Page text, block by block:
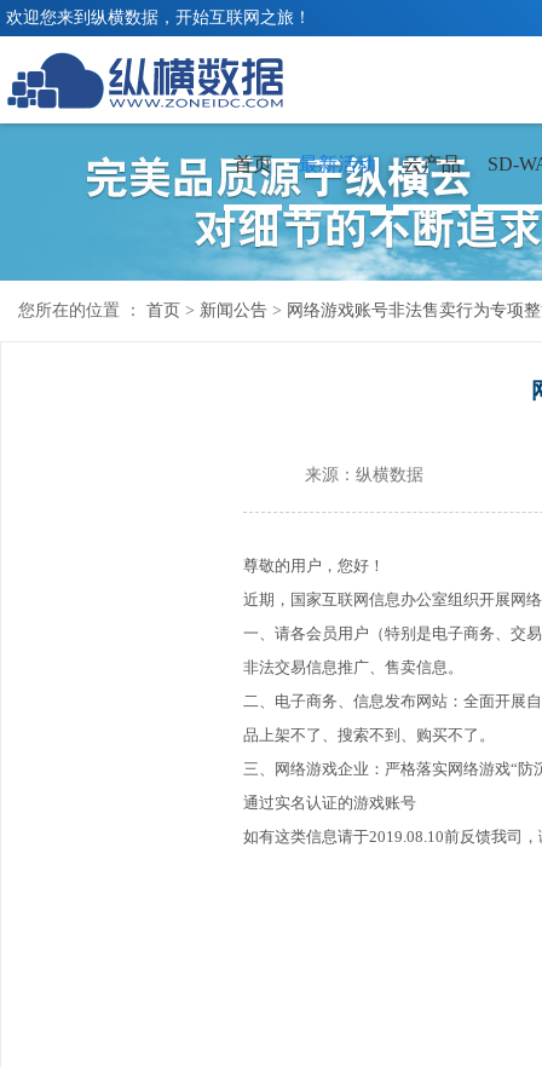
欢迎您来到纵横数据，开始互联网之旅！
首页 最新活动 云产品 SD-
您所在的位置 ： 首页 > 新闻公告 > 网络游戏账号非法售卖行为专项
来源：纵横数据
尊敬的用户，您好！
近期，国家互联网信息办公室组织开展网
一、请各会员用户（特别是电子商务、交
非法交易信息推广、售卖信息。
二、电子商务、信息发布网站：全面开展
品上架不了、搜索不到、购买不了。
三、网络游戏企业：严格落实网络游戏“
通过实名认证的游戏账号
如有这类信息请于2019.08.10前反馈我司